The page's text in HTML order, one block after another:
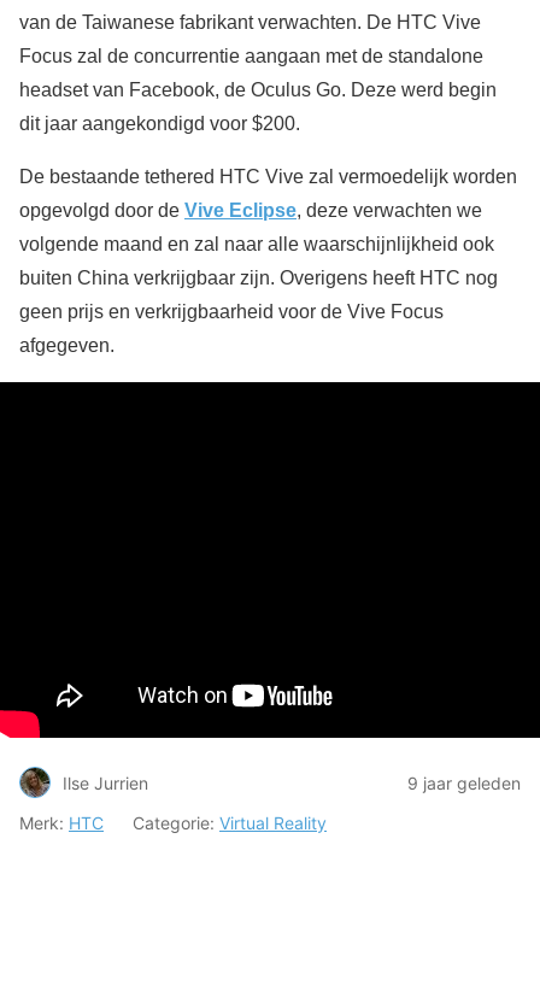
van de Taiwanese fabrikant verwachten. De HTC Vive
Focus zal de concurrentie aangaan met de standalone
headset van Facebook, de Oculus Go. Deze werd begin
dit jaar aangekondigd voor $200.
De bestaande tethered HTC Vive zal vermoedelijk worden
opgevolgd door de Vive Eclipse, deze verwachten we
volgende maand en zal naar alle waarschijnlijkheid ook
buiten China verkrijgbaar zijn. Overigens heeft HTC nog
geen prijs en verkrijgbaarheid voor de Vive Focus
afgegeven.
Ilse Jurrien
9 jaar geleden
Merk: HTC Categorie: Virtual Reality